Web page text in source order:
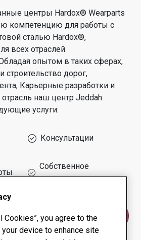
центры Hardox® Wearparts
компетенцию для работы с
сталью Hardox®,
всех отраслей
опытом в таких сферах,
строительство дорог,
Карьерные разработки и
наш центр Jeddah
услуги:
Консультации
Собственное
производство
с нами
Cookies”, you agree to the
device to enhance site